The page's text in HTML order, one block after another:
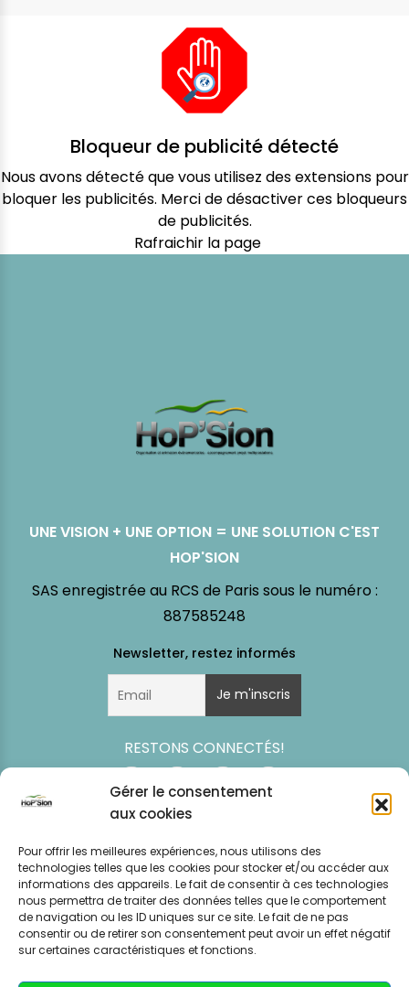
Gérer le consentement
aux cookies
Pour offrir les meilleures expériences, nous utilisons des
technologies telles que les cookies pour stocker et/ou accéder aux
informations des appareils. Le fait de consentir à ces technologies
nous permettra de traiter des données telles que le comportement
de navigation ou les ID uniques sur ce site. Le fait de ne pas
consentir ou de retirer son consentement peut avoir un effet négatif
sur certaines caractéristiques et fonctions.
Bloqueur de publicité détecté
Nous avons détecté que vous utilisez des extensions pour
bloquer les publicités. Merci de désactiver ces bloqueurs
de publicités.
Rafraichir la page
UNE VISION + UNE OPTION = UNE SOLUTION C'EST
HOP'SION
SAS enregistrée au RCS de Paris sous le numéro :
887585248
RESTONS CONNECTÉS!
Simulation
tarifaire
Event
News
Mentions légales
CGV – CGU
Politique de